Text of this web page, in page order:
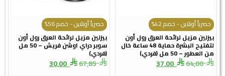
حصرياً أونلاين - خصم 42%
بيزلين مزيل لرائحة العرق رول أون
لتفتيح البشرة حماية 48 ساعة خال
من العطور – 50 مل (فردي)
64,00
37,00
حصرياً أونلاين - خصم 56%
بيزلين مزيل لرائحة العرق رول أون
سوبر دراي اوشن فريش – 50 مل
(فردي)
67,85
30,00